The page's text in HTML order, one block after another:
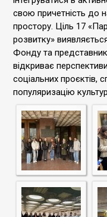
свою причетність до
простору. Ціль 17
розвитку»
Фонду та
відкриває
соціальних проєктів,
популяризацію